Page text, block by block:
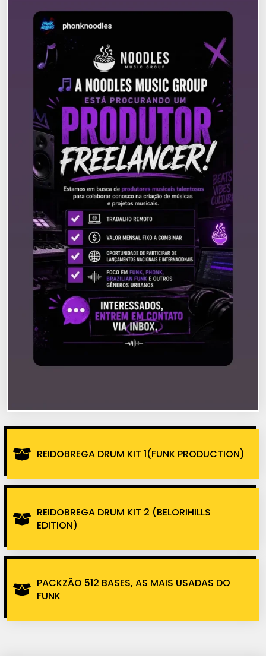
REIDOBREGA DRUM KIT 1(FUNK PRODUCTION)
REIDOBREGA DRUM KIT 2 (BELORIHILLS
EDITION)
PACKZÃO 512 BASES, AS MAIS USADAS DO
FUNK